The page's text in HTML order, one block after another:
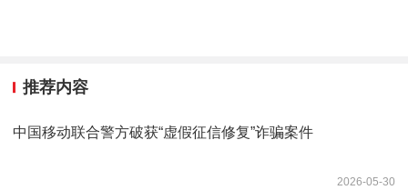
推荐内容
中国移动联合警方破获“虚假征信修复”诈骗案件
2026-05-30